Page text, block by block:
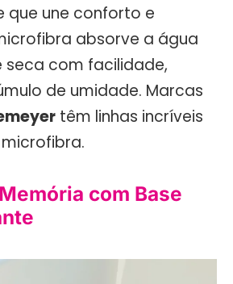
que une conforto e
absorve a água
seca com facilidade,
de umidade. Marcas
têm linhas incríveis
com Base